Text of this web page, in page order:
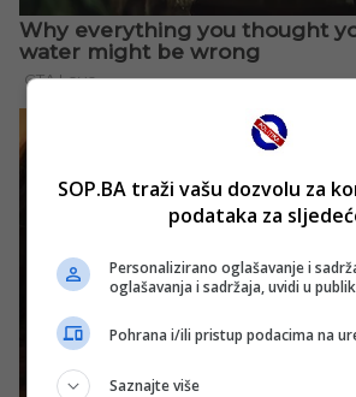
SOP.BA traži vašu dozvolu za
podataka za
Personalizirano oglašavanje i
oglašavanja i sadržaja, uvidi u
Pohrana i/ili pristup podacima na
Saznajte više